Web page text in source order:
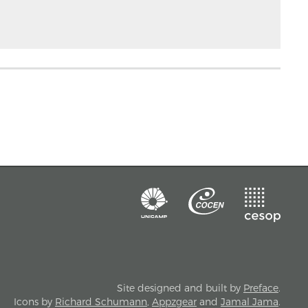
Site designed and built by Preface.
Icons by Richard Schumann, Appzgearand Jamal Jama.